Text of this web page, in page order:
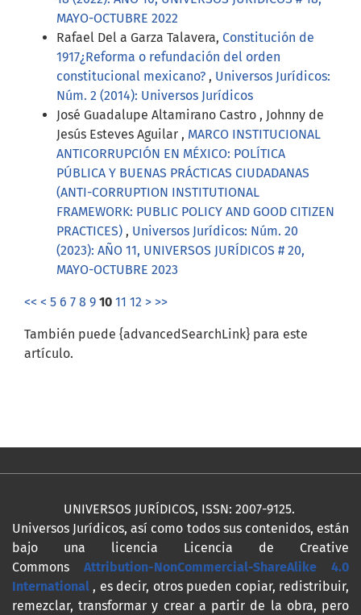
MAYO-OCTUBRE 2022
Rafael Del a Garza Talavera, Constitución de
1917¿Reforma o refundación del orden
constitucional mexicano? , Universos Jurídicos:
Núm. 2 (2014): Universos Jurídicos
José Guadalupe Altamirano Castro , Johnny de
Jesús Esteves Aguilar , MARCO INSTITUCIONAL
ANTICORRUPCIÓN EN MÉXICO: POLÍTICA
PÚBLICA Y BUENAS PRÁCTICAS CIUDADANAS
(ANTI-CORRUPTION INSTITUTIONAL
FRAMEWORK: PUBLIC POLICY AND GOOD CITIZEN
PRACTICES) , Universos Jurídicos: Núm. 20
(2023): AÑO 11, UNIVERSOS JURÍDICOS # 20,
MAYO-OCTUBRE 2023
<< < 5 6 7 8 9 10 11 12 > >>
También puede {advancedSearchLink} para este
artículo.
UNIVERSOS JURÍDICOS, ISSN: 2007-9125.
Universos Jurídicos, así como todos sus contenidos, están
bajo una licencia Licencia de Creative
Commons Attribution-NonCommercial-ShareAlike 4.0
International , es decir, otros pueden copiar, redistribuir,
remezclar, transformar y crear a partir de la obra, pero